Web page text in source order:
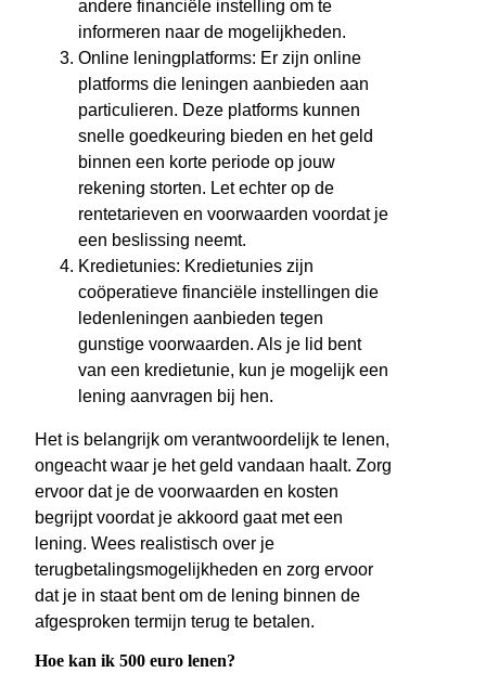
andere financiële instelling om te
informeren naar de mogelijkheden.
Online leningplatforms: Er zijn online
platforms die leningen aanbieden aan
particulieren. Deze platforms kunnen
snelle goedkeuring bieden en het geld
binnen een korte periode op jouw
rekening storten. Let echter op de
rentetarieven en voorwaarden voordat je
een beslissing neemt.
Kredietunies: Kredietunies zijn
coöperatieve financiële instellingen die
ledenleningen aanbieden tegen
gunstige voorwaarden. Als je lid bent
van een kredietunie, kun je mogelijk een
lening aanvragen bij hen.
Het is belangrijk om verantwoordelijk te lenen,
ongeacht waar je het geld vandaan haalt. Zorg
ervoor dat je de voorwaarden en kosten
begrijpt voordat je akkoord gaat met een
lening. Wees realistisch over je
terugbetalingsmogelijkheden en zorg ervoor
dat je in staat bent om de lening binnen de
afgesproken termijn terug te betalen.
Hoe kan ik 500 euro lenen?